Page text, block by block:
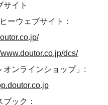
サイト
ーウェブサイト：
dcs/
ンラインショップ」:
ック：